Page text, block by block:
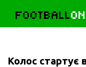
FOOTBALL
Колос стартує